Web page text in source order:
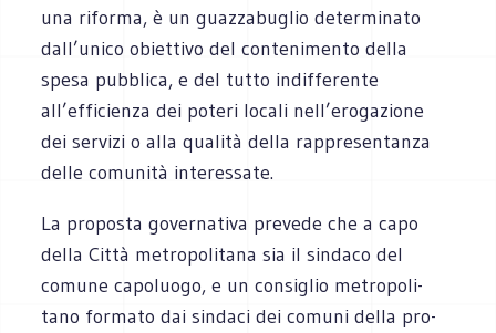
una riforma, è un guaz­za­bu­glio deter­mi­nato
dall’unico obiet­tivo del con­te­ni­mento della
spesa pub­blica, e del tutto indif­fe­rente
all’efficienza dei poteri locali nell’erogazione
dei ser­vizi o alla qua­lità della rap­pre­sen­tanza
delle comu­nità interessate.
La pro­po­sta gover­na­tiva pre­vede che a capo
della Città metro­po­li­tana sia il sin­daco del
comune capo­luogo, e un con­si­glio metro­po­li­
tano for­mato dai sin­daci dei comuni della pro­